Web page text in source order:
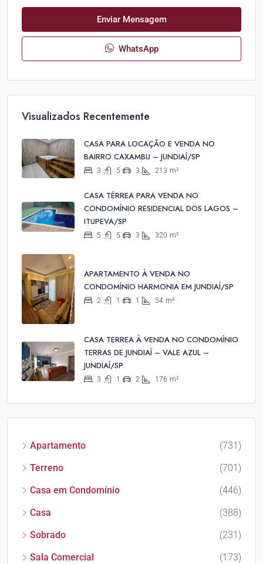
Enviar Mensagem
WhatsApp
Visualizados Recentemente
CASA PARA LOCAÇÃO E VENDA NO
BAIRRO CAXAMBU – JUNDIAÍ/SP
3 5 3 213 m²
CASA TÉRREA PARA VENDA NO
CONDOMÍNIO RESIDENCIAL DOS LAGOS –
ITUPEVA/SP
5 5 3 320 m²
APARTAMENTO À VENDA NO
CONDOMÍNIO HARMONIA EM JUNDIAÍ/SP
2 1 1 54 m²
CASA TERREA À VENDA NO CONDOMÍNIO
TERRAS DE JUNDIAÍ – VALE AZUL –
JUNDIAÍ/SP
3 1 2 176 m²
Apartamento
(731)
Terreno
(701)
Casa em Condomínio
(446)
Casa
(388)
Sobrado
(231)
Sala Comercial
(173)